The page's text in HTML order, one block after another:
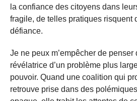
la confiance des citoyens dans
fragile, de telles pratiques risquent
défiance.
Je ne peux m’empêcher de penser
révélatrice d’un problème plus
pouvoir. Quand une coalition qui
retrouve prise dans des